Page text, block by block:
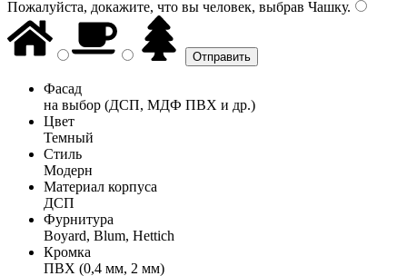
Пожалуйста, докажите, что вы человек, выбрав Чашку.
Фасад
на выбор (ДСП, МДФ ПВХ и др.)
Цвет
Темный
Стиль
Модерн
Материал корпуса
ДСП
Фурнитура
Boyard, Blum, Hettich
Кромка
ПВХ (0,4 мм, 2 мм)